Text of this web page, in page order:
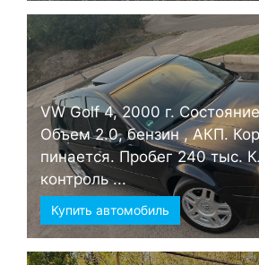
VW Golf 4, 2000 г.
Объем 2.0, бензин , АКП.
пинается. Пробег 240 тыс.
контроль ...
Купить автомобиль